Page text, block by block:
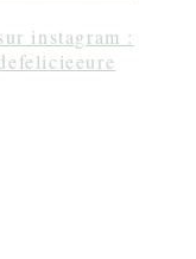
instagram :